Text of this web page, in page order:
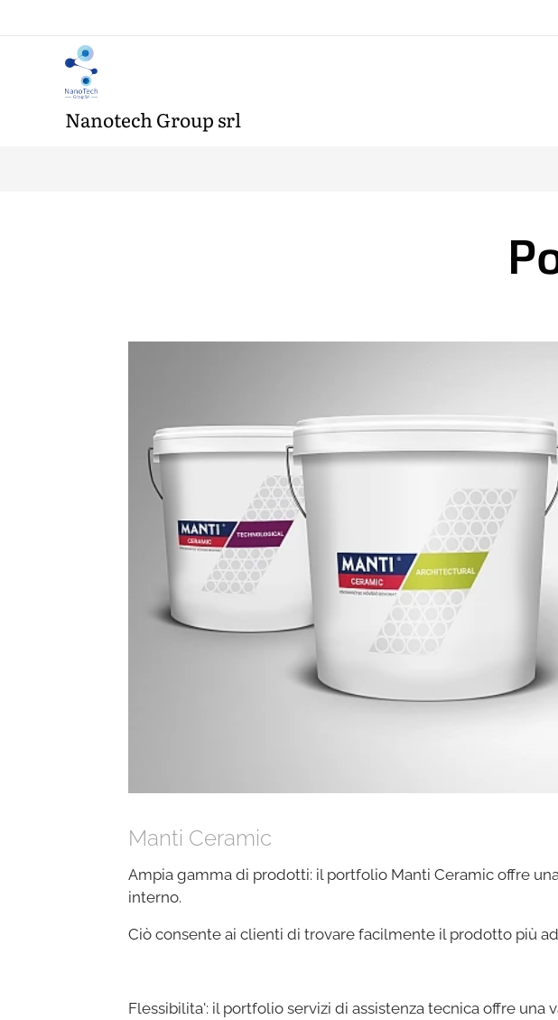
Nanotech Group srl
Manti Ceramic
Ampia gamma di prodotti: il portfolio Manti Ceramic offre
interno.
Ciò consente ai clienti di trovare facilmente il prodotto più
Flessibilita': il portfolio servizi di assistenza tecnica offre